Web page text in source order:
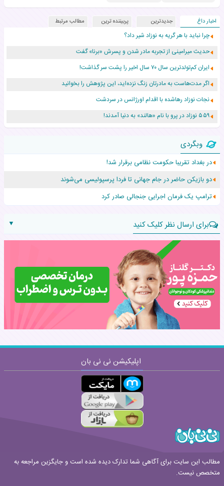
اخبار داغ جدیدترین پربیننده ترین مطالب مرتبط
چرا نباید با هر گریه به نوزاد شیر داد؟
حدیث میرامینی از تجربه مادر شدن و پسرش «برنا» گفت
ایران کم‌تولدترین سال ۷۰ سال اخیر را پشت سر گذاشت!
اگر مدت‌هاست به مادرتان زنگ نزده‌اید، این پژوهش را بخوانید
نجات نوزاد رهاشده با اقدام اورژانس در سردشت
۵۵۹ نوزاد در پرو با نام «هالند» به دنیا آمدند!
افزایش قد این دختر، چند میلیون دلار برای پدرش خرج داشته
حرکت غیرقانونی یک پرستار، جان دوقلوها را نجات داد!
عجیب‌ترین تولد در ۵/۵/۵ امسال که همه را شوکه کرد!
وبگردی
در بغداد تقریبا حکومت نظامی برقرار شد!
دو بازیکن حاضر در جام جهانی تا فردا پرسپولیسی می‌شوند
ترامپ یک فرمان اجرایی جنجالی صادر کرد
برای ارسال نظر کلیک کنید
▼
نام:
نظر:
اپلیکیشن نی نی بان
مطالب این سایت برای آگاهی شما تدارک دیده شده است و جایگزین مراجعه به
متخصص نیست.